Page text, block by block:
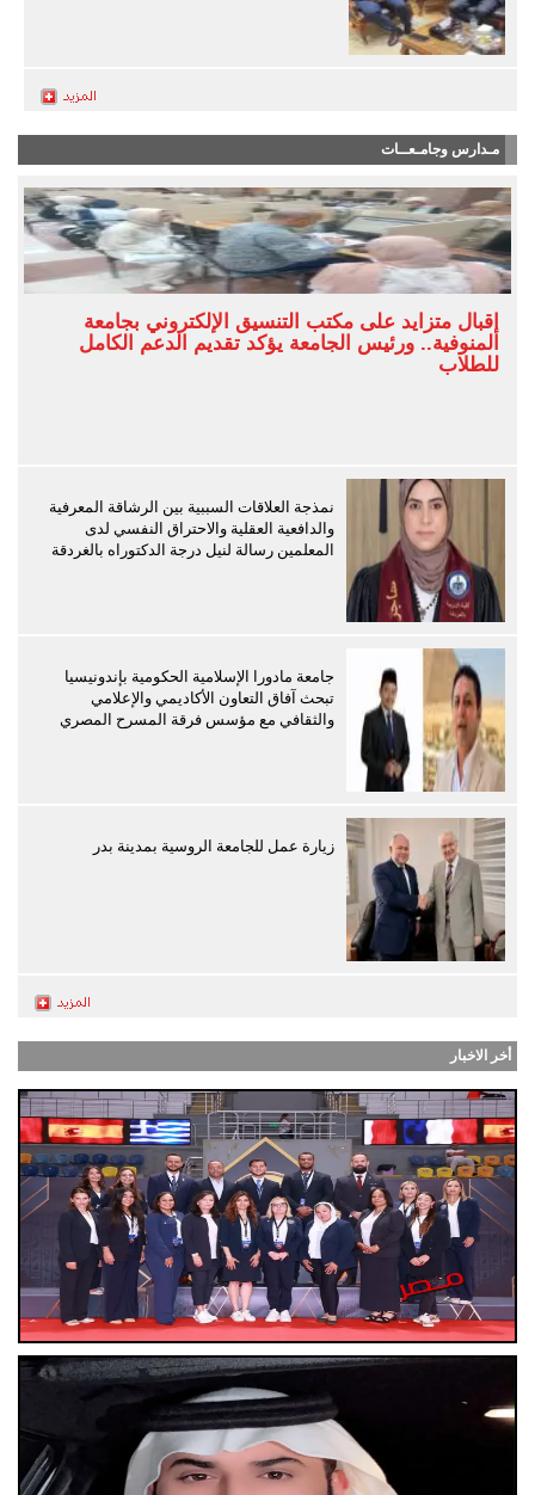
مـدارس وجامـعــات
إقبال متزايد على مكتب التنسيق الإلكتروني بجامعة
المنوفية.. ورئيس الجامعة يؤكد تقديم الدعم الكامل
للطلاب
نمذجة العلاقات السببية بين الرشاقة المعرفية
والدافعية العقلية والاحتراق النفسي لدى
المعلمين رسالة لنيل درجة الدكتوراه بالغردقة
جامعة مادورا الإسلامية الحكومية بإندونيسيا
تبحث آفاق التعاون الأكاديمي والإعلامي
والثقافي مع مؤسس فرقة المسرح المصري
زيارة عمل للجامعة الروسية بمدينة بدر
أخر الاخبار